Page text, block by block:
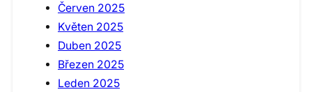
Červen 2025
Květen 2025
Duben 2025
Březen 2025
Leden 2025